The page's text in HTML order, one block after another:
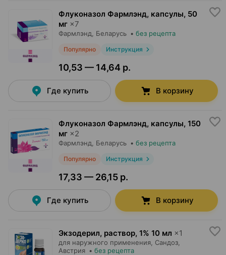
Флуконазол Фармлэнд, капсулы, 50
мг ×7
Фармлэнд , Беларусь • без рецепта
Популярно Инструкция
10,53 — 14,64 р.
Где купить В корзину
Флуконазол Фармлэнд, капсулы, 150
мг ×2
Фармлэнд , Беларусь • без рецепта
Популярно Инструкция
17,33 — 26,15 р.
Где купить В корзину
Экзодерил, раствор, 1% 10 мл ×1
для наружного применения, Сандоз
Австрия • без рецепта